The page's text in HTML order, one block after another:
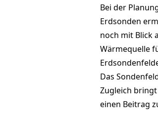
Bei der
Erdsonden
noch mit Blick
Wärmequelle
Das
Zugleich
einen Beitrag